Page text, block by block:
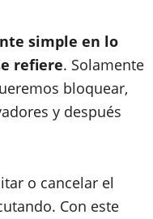
simple en lo
refiere. Solamente
bloquear,
y después
o cancelar el
Con este